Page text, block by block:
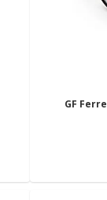
GF Ferre